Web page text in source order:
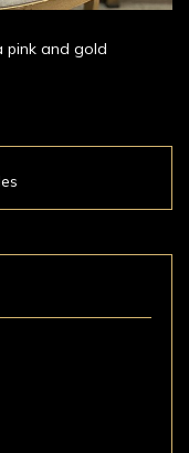
pink and gold